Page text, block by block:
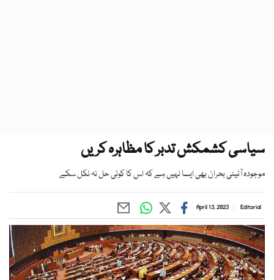
سیاسی کشمکش تدبر کا مظاہرہ کریں
موجودہ آئینی بحران بھی ایسا نہیں ہے کہ اس کا کوئی حل نہ نکل سکے
Editorial
April 13, 2023